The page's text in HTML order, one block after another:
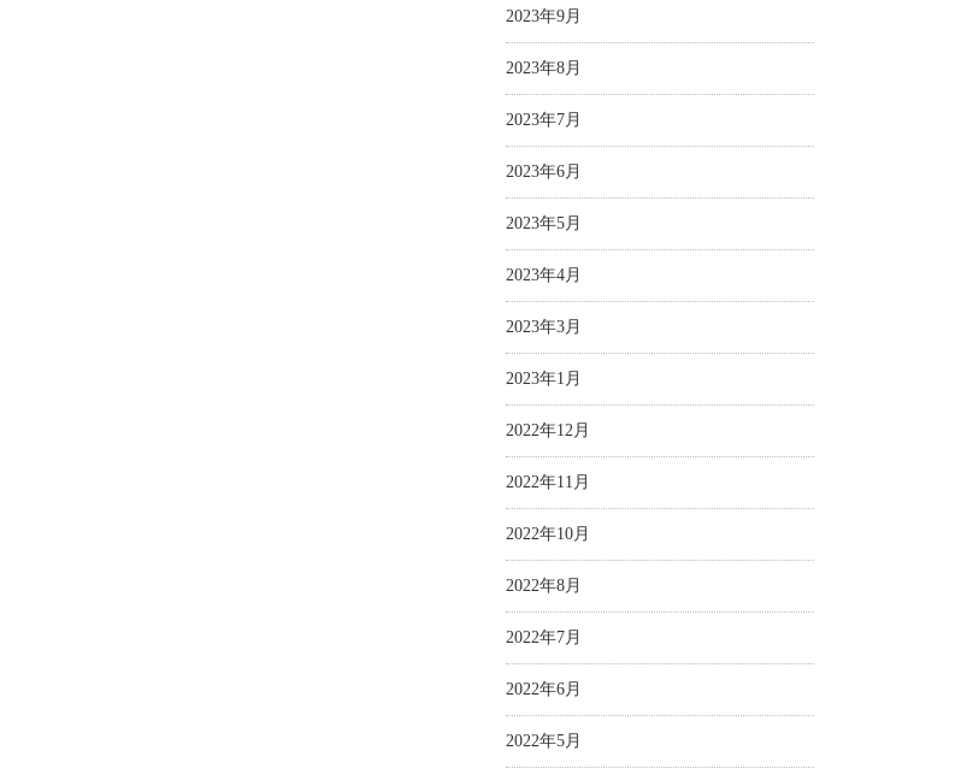
2023年9月
2023年8月
2023年7月
2023年6月
2023年5月
2023年4月
2023年3月
2023年1月
2022年12月
2022年11月
2022年10月
2022年8月
2022年7月
2022年6月
2022年5月